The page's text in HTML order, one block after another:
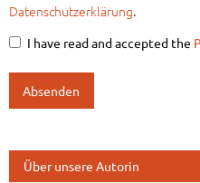
Datenschutzerklärung.
I have read and accepted the
Über unsere Autorin